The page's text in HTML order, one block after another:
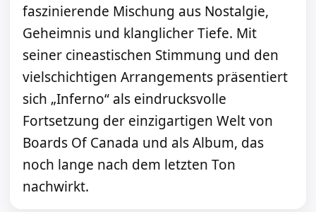
faszinierende Mischung aus Nostalgie,
Geheimnis und klanglicher Tiefe. Mit
seiner cineastischen Stimmung und den
vielschichtigen Arrangements präsentiert
sich „Inferno“ als eindrucksvolle
Fortsetzung der einzigartigen Welt von
Boards Of Canada und als Album, das
noch lange nach dem letzten Ton
nachwirkt.